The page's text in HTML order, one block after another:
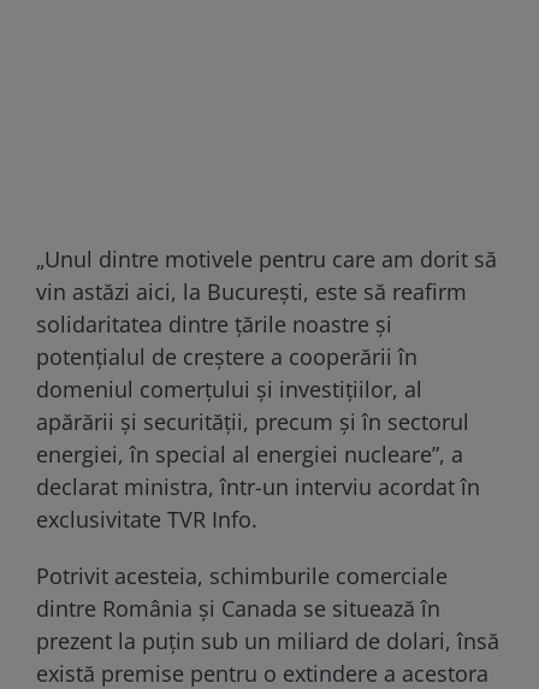
„Unul dintre motivele pentru care am dorit să
vin astăzi aici, la București, este să reafirm
solidaritatea dintre țările noastre și
potențialul de creștere a cooperării în
domeniul comerțului și investițiilor, al
apărării și securității, precum și în sectorul
energiei, în special al energiei nucleare”, a
declarat ministra, într-un interviu acordat în
exclusivitate TVR Info.
Potrivit acesteia, schimburile comerciale
dintre România și Canada se situează în
prezent la puțin sub un miliard de dolari, însă
există premise pentru o extindere a acestora